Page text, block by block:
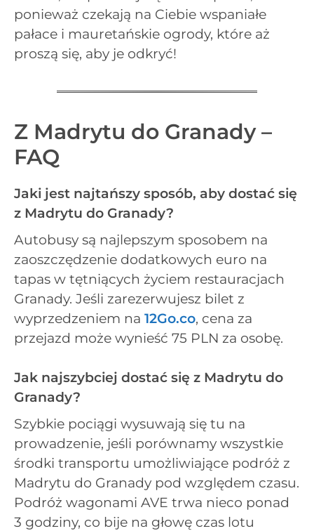
ponieważ czekają na Ciebie wspaniałe
pałace i mauretańskie ogrody, które aż
proszą się, aby je odkryć!
Z Madrytu do Granady –
FAQ
Jaki jest najtańszy sposób, aby dostać się
z Madrytu do Granady?
Autobusy są najlepszym sposobem na
zaoszczędzenie dodatkowych euro na
tapas w tętniących życiem restauracjach
Granady. Jeśli zarezerwujesz bilet z
wyprzedzeniem na 12Go.co, cena za
przejazd może wynieść 75 PLN za osobę.
Jak najszybciej dostać się z Madrytu do
Granady?
Szybkie pociągi wysuwają się tu na
prowadzenie, jeśli porównamy wszystkie
środki transportu umożliwiające podróż z
Madrytu do Granady pod względem czasu.
Podróż wagonami AVE trwa nieco ponad
3 godziny, co bije na głowę czas lotu